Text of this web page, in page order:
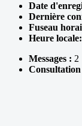
Date
Dernière
Fuseau
Heure locale:
Messages : 2